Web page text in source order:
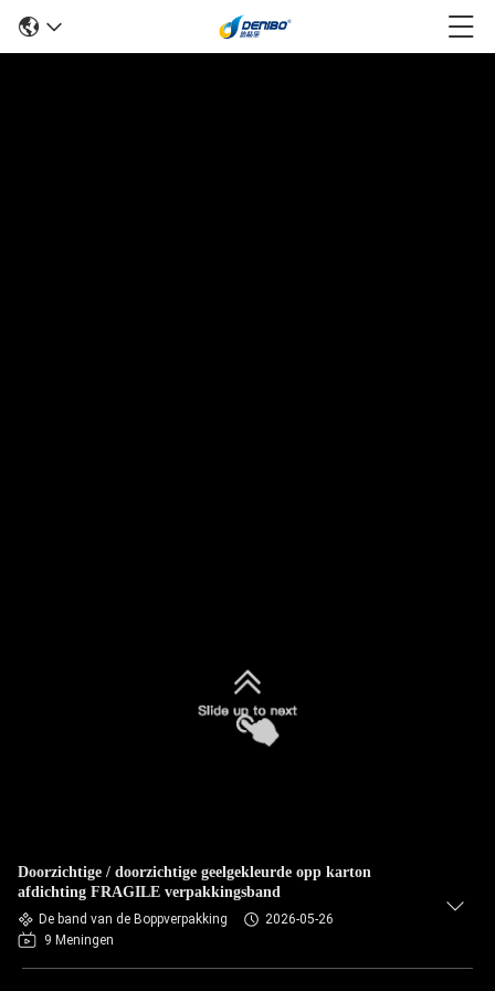
Doorzichtige / doorzichtige geelgekleurde opp karton
afdichting FRAGILE verpakkingsband
De band van de Boppverpakking
2026-05-26
9 Meningen